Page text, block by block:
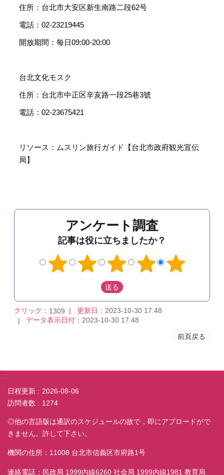
住所：台北市大安区新生南路二段62号
電話：02-23219445
開放期間：每日09:00-20:00
台北文化モスク
住所：台北市中正区辛亥路一段25巷3號
電話：02-23675421
リソース：ムスリン旅行ガイド【台北市政府観光宣伝
局】
アンケート調査
記事は役に立ちましたか？
クリック： 1309 更新日： 2023-10-30 17:48
データ表示日付： 2023-10-30 17:48
前頁戻る
:::
日程更新
2026-08-06
訪問者数
1274
◎他の言語版は通訳のスケジュールの故で，即にアプロードがで
きません。許して下さい。
機関の住所：11008 台北市信義区市府路1号
連絡電話：民政局 1999内線6260 社会局 1999内線1981 教育局